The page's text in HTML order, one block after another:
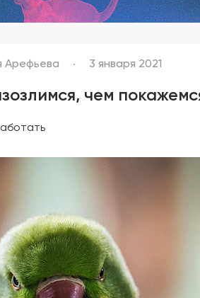
Арефьева 3 января 2021
чем